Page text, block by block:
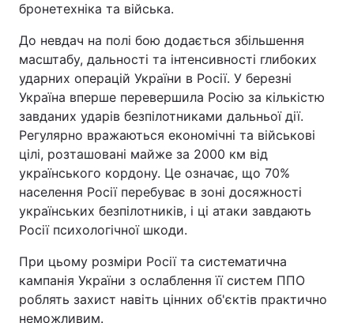
бронетехніка та війська.
До невдач на полі бою додається збільшення
масштабу, дальності та інтенсивності глибоких
ударних операцій України в Росії. У березні
Україна вперше перевершила Росію за кількістю
завданих ударів безпілотниками дальньої дії.
Регулярно вражаються економічні та військові
цілі, розташовані майже за 2000 км від
українського кордону. Це означає, що 70%
населення Росії перебуває в зоні досяжності
українських безпілотників, і ці атаки завдають
Росії психологічної шкоди.
При цьому розміри Росії та систематична
кампанія України з ослаблення її систем ППО
роблять захист навіть цінних об'єктів практично
неможливим.